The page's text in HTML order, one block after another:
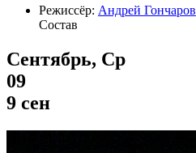
Режиссёр: Андрей Гончаров
Состав
Сентябрь, Ср
09
9 сен